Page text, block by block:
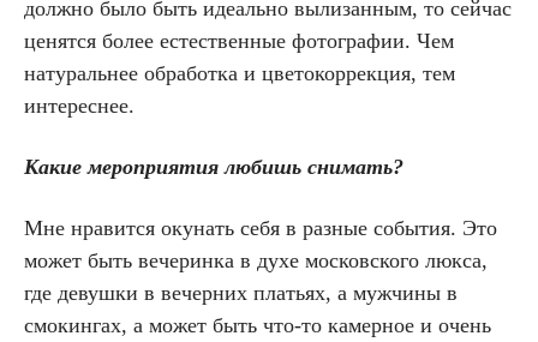
должно было быть идеально вылизанным‎, то сейчас
ценятся более естественные фотографии. Чем
натуральнее обработка и цветокоррекция, тем
интереснее.
Какие мероприятия любишь снимать?
Мне нравится окунать себя в разные события. Это
может быть вечеринка в духе московского люкса,
где девушки в вечерних платьях, а мужчины в
смокингах, а может быть что-то камерное и очень